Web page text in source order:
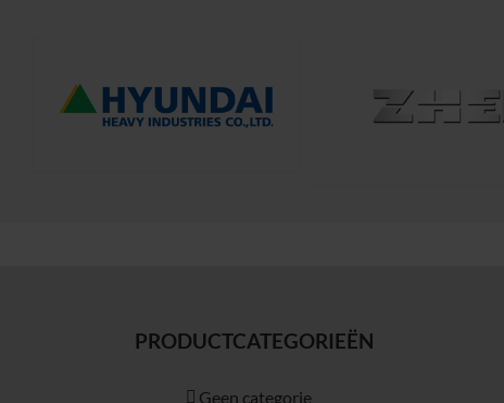
PRODUCTCATEGORIEËN
Geen categorie